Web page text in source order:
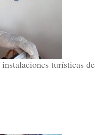
turísticas de